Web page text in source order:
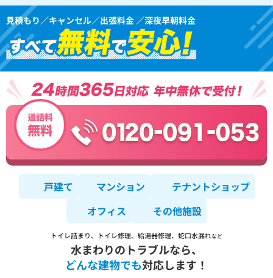
見積もり／キャンセル／出張料金 ／深夜早朝料金
戸建て マンション
テナントショップ
オフィス
その他施設
トイレ詰まり、トイレ修理、給湯器修理、蛇口水漏れなど
水まわりのトラブルなら、
どんな建物でも対応します！